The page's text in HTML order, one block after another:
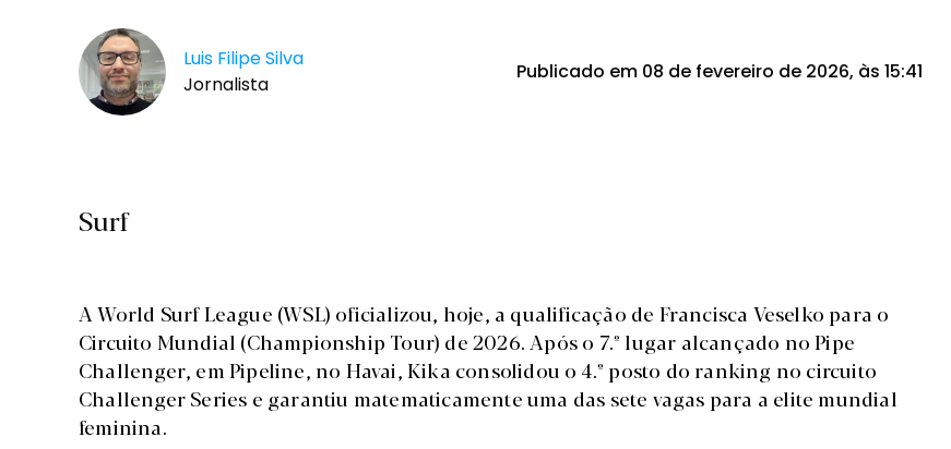
Luis Filipe Silva
Jornalista
Publicado em 08 de fevereiro de 2026, às 15:41
Surf
A World Surf League (WSL) oficializou, hoje, a qualificação de Francisca Veselko para o
Circuito Mundial (Championship Tour) de 2026. Após o 7.º lugar alcançado no Pipe
Challenger, em Pipeline, no Havai, Kika consolidou o 4.º posto do ranking no circuito
Challenger Series e garantiu matematicamente uma das sete vagas para a elite mundial
feminina.